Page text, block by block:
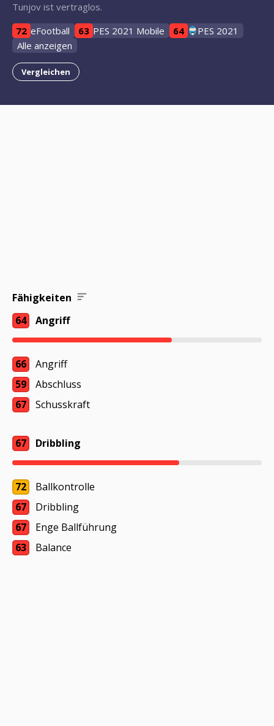
Tunjov ist vertraglos.
72 eFootball 63 PES 2021 Mobile 64
PES 2021
Alle anzeigen
Vergleichen
Fähigkeiten
64
Angriff
66
Angriff
59
Abschluss
67
Schusskraft
67 Dribbling
72
Ballkontrolle
67
Dribbling
67
Enge Ballführung
63
Balance